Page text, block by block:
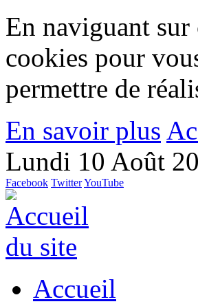
En naviguant
cookies pour
permettre de
En savoir plus
Lundi 10 Août
Facebook TwitterYouTube
Accueil